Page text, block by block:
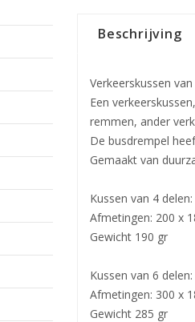
Beschrijving
Verkeerskussen
Een
remmen, ander
De busdrempel
Gemaakt van
Kussen van 4 delen:
Afmetingen: 200 x
Gewicht 190 gr
Kussen van 6 delen:
Afmetingen: 300 x
Gewicht 285 gr